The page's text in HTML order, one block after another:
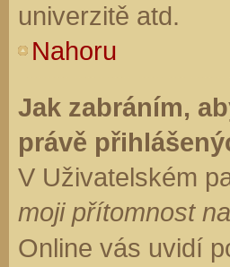
univerzitě atd.
Nahoru
Jak zabráním,
právě
V Uživatelském
moji přítomnost
Online vás uvidí